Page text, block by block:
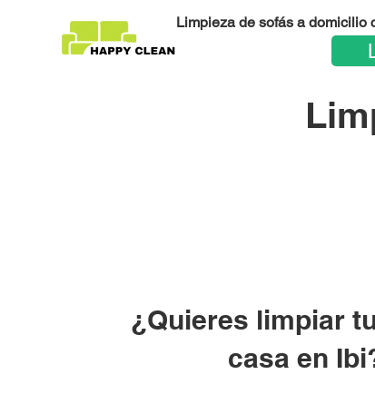
Limpieza de sofás a domicilio
¿Quieres limpiar
casa en